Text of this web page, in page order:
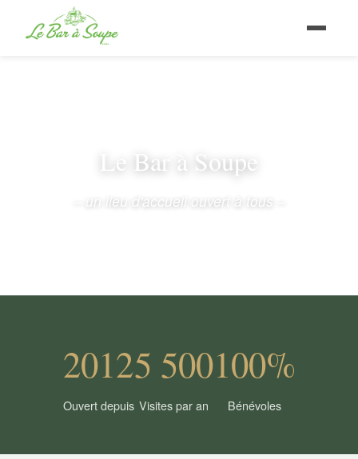
Le Bar à Soupe
– un lieu d'accueil ouvert à tous –
2012
Ouvert depuis
5 500
Visites par an
100%
Bénévoles